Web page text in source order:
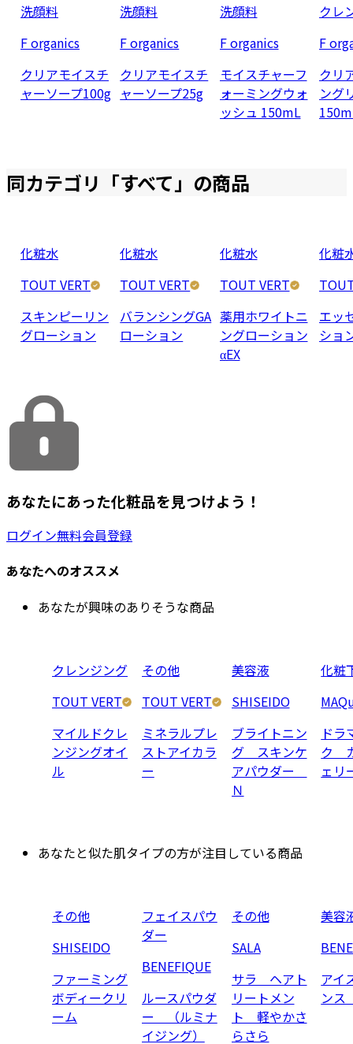
洗顔料
F organics
クリアモイスチ
ャーソープ100g
洗顔料
F organics
クリアモイスチ
ャーソープ25g
洗顔料
F organics
モイスチャーフ
ォーミングウォ
ッシュ 150mL
クレ
F
クリ
ング
同カテゴリ「すべて 」の商品
化粧水
TOUT VERT
スキンピーリン
グローション
化粧水
TOUT VERT
バランシングGA
ローション
化粧水
TOUT VERT
薬用ホワイトニ
ングローション
αEX
化粧
エッ
ショ
あなたにあった化粧品を見つけよう！
ログイン無料会員登録
あなたへのオススメ
あなたが興味のありそうな商品
クレンジング
TOUT VERT
マイルドクレ
ンジングオイ
ル
その他
TOUT VERT
ミネラルプレ
ストアイカラ
ー
美容液
SHISEIDO
ブライトニン
グ スキンケ
アパウダー
Ｎ
化粧
ドラ
ク
ェ
あなたと似た肌タイプの方が注目している商品
その他
SHISEIDO
ファーミング
ボディークリ
ーム
フェイスパウ
ダー
BENEFIQUE
ルースパウダ
ー （ルミナ
イジング）
その他
SALA
サラ ヘアト
リートメン
ト 軽やかさ
らさら
美容
アイ
ン